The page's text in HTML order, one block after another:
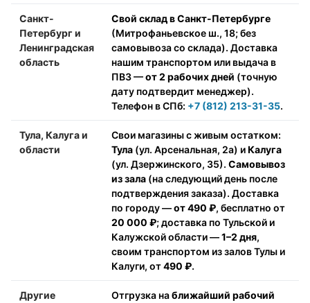
Санкт-
Петербург и
Ленинградская
область
Свой склад в Санкт-Петербурге
(Митрофаньевское ш., 18; без
самовывоза со склада). Доставка
нашим транспортом или выдача в
ПВЗ —от 2 рабочих дней (точную
дату подтвердит менеджер).
Телефон в СПб: +7 (812) 213-31-35.
Тула, Калуга и
области
Свои магазины с живым остатком:
Тула (ул. Арсенальная, 2а) иКалуга
(ул. Дзержинского, 35). Самовывоз
из зала (на следующий день после
подтверждения заказа). Доставка
по городу —от 490 ₽, бесплатно от
20 000 ₽; доставка по Тульской и
Калужской области —1–2 дня,
своим транспортом из залов Тулы и
Калуги, от490 ₽.
Другие
Отгрузка наближайший рабочий